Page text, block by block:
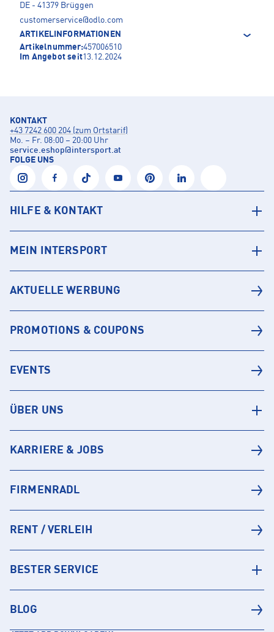
DE - 41379 Brüggen
customerservice@odlo.com
ARTIKELINFORMATIONEN
Artikelnummer:457006510
Im Angebot seit13.12.2024
KONTAKT
+43 7242 600 204 (zum Ortstarif)
Mo. – Fr. 08:00 – 20:00 Uhr
service.eshop@intersport.at
FOLGE UNS
HILFE & KONTAKT
MEIN INTERSPORT
AKTUELLE WERBUNG
PROMOTIONS & COUPONS
EVENTS
ÜBER UNS
KARRIERE & JOBS
FIRMENRADL
RENT / VERLEIH
BESTER SERVICE
BLOG